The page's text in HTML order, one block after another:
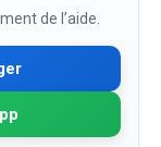
de l’aide.